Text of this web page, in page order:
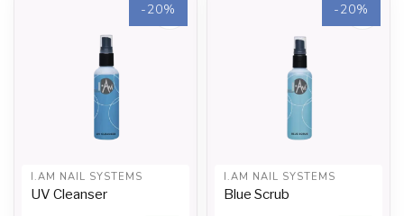
-20%
I.AM NAIL SYSTEMS
UV Cleanser
-20%
I.AM NAIL SYSTEMS
Blue Scrub